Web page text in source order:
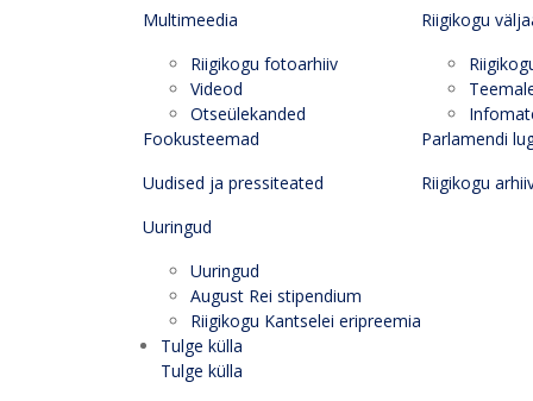
Multimeedia
Riigikogu fotoarhiiv
Videod
Otseülekanded
Fookusteemad
Uudised ja pressiteated
Uuringud
Uuringud
August Rei stipendium
Riigikogu Kantselei eripreemia
Riigikogu
Parlamendi
Riigikogu
Tulge külla
Tulge külla